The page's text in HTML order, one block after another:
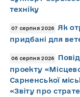
техніку
07 серпня 2026
Як
придбані для
06 серпня 2026
проекту
Сарненської
«Звіту про